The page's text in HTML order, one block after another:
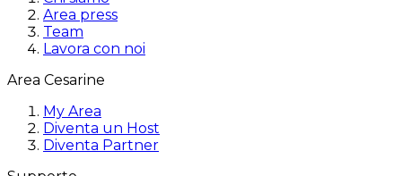
Area press
Team
Lavora con noi
Area Cesarine
My Area
Diventa un Host
Diventa Partner